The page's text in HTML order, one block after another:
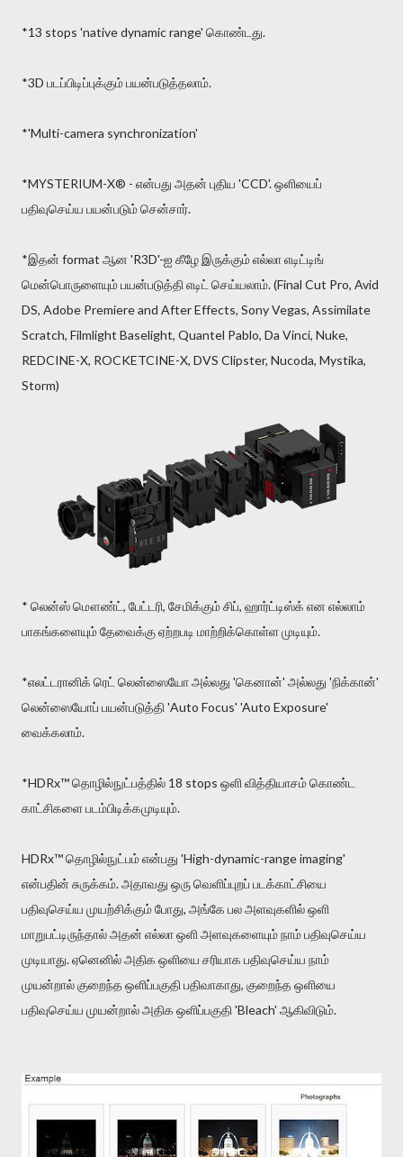
*13 stops 'native dynamic range' கொண்டது.
*3D படப்பிடிப்புக்கும் பயன்படுத்தலாம்.
*'Multi-camera synchronization'
*MYSTERIUM-X® - என்பது அதன் புதிய 'CCD'. ஒளியைப்
பதிவுசெய்ய பயன்படும் சென்சார்.
*இதன் format ஆன 'R3D'-ஐ கீழே இருக்கும் எல்லா எடிட்டிங்
மென்பொருளையும் பயன்படுத்தி எடிட் செய்யலாம். (Final Cut Pro, Avid
DS, Adobe Premiere and After Effects, Sony Vegas, Assimilate
Scratch, Filmlight Baselight, Quantel Pablo, Da Vinci, Nuke,
REDCINE-X, ROCKETCINE-X, DVS Clipster, Nucoda, Mystika,
Storm)
* லென்ஸ் மௌண்ட், பேட்டரி, சேமிக்கும் சிப், ஹார்ட்டிஸ்க் என எல்லாம்
பாகங்களையும் தேவைக்கு ஏற்றபடி மாற்றிக்கொள்ள முடியும்.
*எலட்டரானிக் ரெட் லென்ஸையோ அல்லது 'கெனான்' அல்லது 'நிக்கான்'
லென்ஸையோப் பயன்படுத்தி 'Auto Focus' 'Auto Exposure'
வைக்கலாம்.
*HDRx™ தொழில்நுட்பத்தில் 18 stops ஒளி வித்தியாசம் கொண்ட
காட்சிகளை படம்பிடிக்கமுடியும்.
HDRx™ தொழில்நுட்பம் என்பது 'High-dynamic-range imaging'
என்பதின் சுருக்கம். அதாவது ஒரு வெளிப்புறப் படக்காட்சியை
பதிவுசெய்ய முயற்சிக்கும் போது, அங்கே பல அளவுகளில் ஒளி
மாறுபட்டிருந்தால் அதன் எல்லா ஒளி அளவுகளையும் நாம் பதிவுசெய்ய
முடியாது. ஏனெனில் அதிக ஒளியை சரியாக பதிவுசெய்ய நாம்
முயன்றால் குறைந்த ஒளிப்பகுதி பதிவாகாது, குறைந்த ஒளியை
பதிவுசெய்ய முயன்றால் அதிக ஒளிப்பகுதி 'Bleach' ஆகிவிடும்.